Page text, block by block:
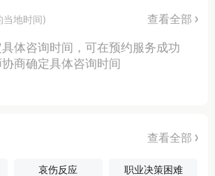
当地时间) 查看全部
体咨询时间，可在预约服务成功
商确定具体咨询时间
查看全部
哀伤反应 职业决策困难
叛逆 女性成长